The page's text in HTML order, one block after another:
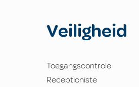
Veiligheid
Toegangscontrole
Receptioniste